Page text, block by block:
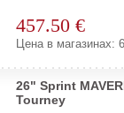
457.50 €
Цена в магазинах:
26" Sprint
Tourney